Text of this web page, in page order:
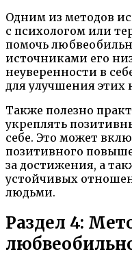
Одним из методов
с психологом или
помочь
источниками его
неуверенности в
для улучшения этих
Также полезно
укреплять
себе. Это может
позитивного
за достижения, а
устойчивых
людьми.
Раздел 4: